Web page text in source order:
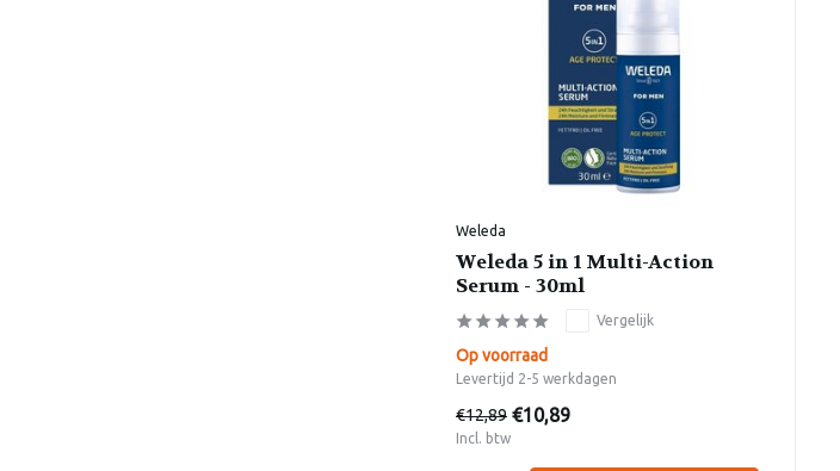
Weleda
Weleda 5 in 1 Multi-Action
Serum - 30ml
Vergelijk
Op voorraad
Levertijd 2-5 werkdagen
€12,89 €10,89
Incl. btw